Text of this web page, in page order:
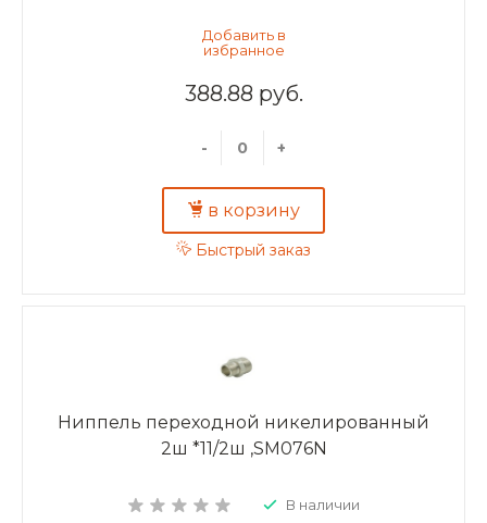
388.88 руб.
- +
в корзину
Быстрый заказ
Ниппель переходной никелированный
2ш *11/2ш ,SM076N
В наличии